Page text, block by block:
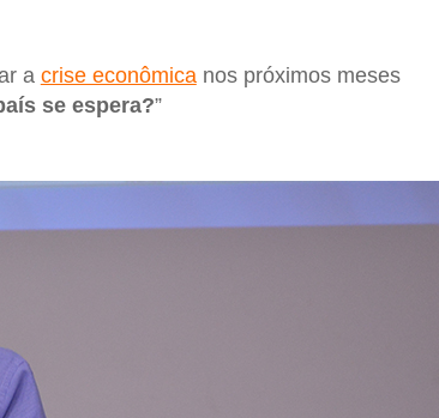
a crise econômicanos próximos meses
se espera?”